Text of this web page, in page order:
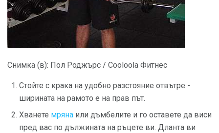
Снимка (в): Пол Роджърс / Cooloola Фитнес
Стойте с крака на удобно разстояние отвътре -
ширината на рамото е на прав път.
Хванете мряна или дъмбелите и го оставете да виси
пред вас по дължината на ръцете ви. Дланта ви